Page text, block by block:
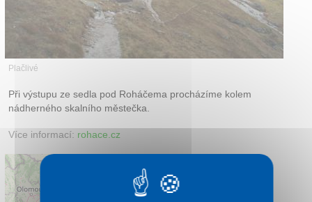
Plačlivé
Při výstupu ze sedla pod Roháčema procházíme kolem
nádherného skalního městečka.
Více informací: rohace.cz